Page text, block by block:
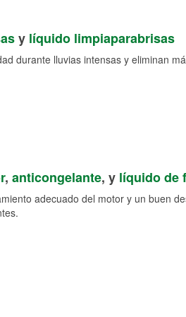
y líquido limpiaparabrisas
durante lluvias intensas y eliminan
, anticongelante, y líquido de
adecuado del motor y un buen